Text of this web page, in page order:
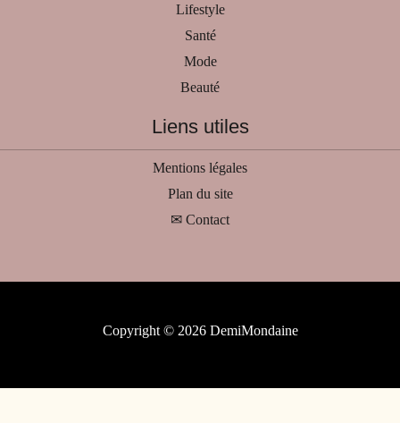
Lifestyle
Santé
Mode
Beauté
Liens utiles
Mentions légales
Plan du site
✉ Contact
Copyright © 2026 DemiMondaine